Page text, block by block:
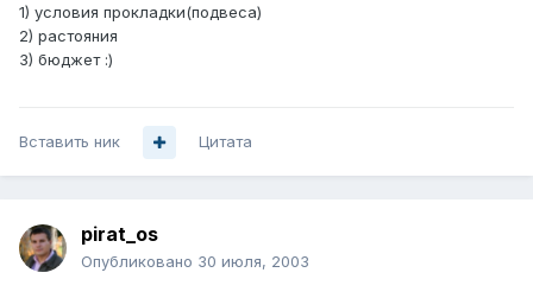
1) условия прокладки(подвеса)
2) растояния
3) бюджет :)
Вставить ник Цитата
pirat_os
Опубликовано 30 июля, 2003